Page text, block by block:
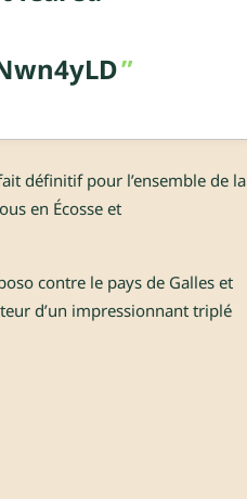
définitif pour l’ensemble de la
en Écosse et
contre le pays de Galles et
d’un impressionnant triplé